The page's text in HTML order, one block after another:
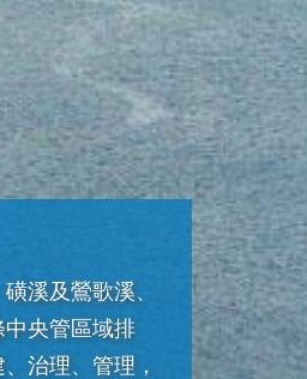
溪及鶯歌溪、
央管區域排
治理、管理，